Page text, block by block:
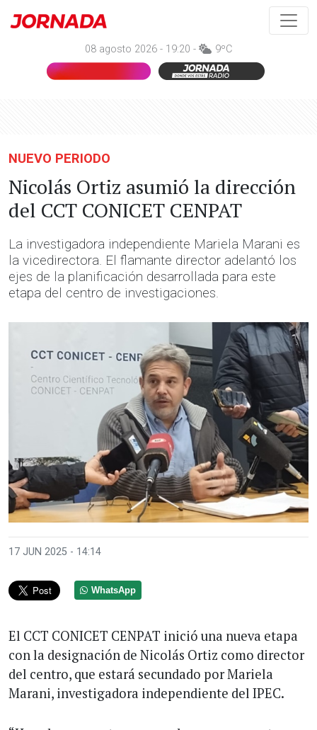
08 agosto 2026 - 19:20 - 9ºC
NUEVO PERIODO
Nicolás Ortiz asumió la dirección
del CCT CONICET CENPAT
La investigadora independiente Mariela Marani es
la vicedirectora. El flamante director adelantó los
ejes de la planificación desarrollada para este
etapa del centro de investigaciones.
17 JUN 2025 - 14:14
WhatsApp
El CCT CONICET CENPAT inició una nueva etapa
con la designación de Nicolás Ortiz como director
del centro, que estará secundado por Mariela
Marani, investigadora independiente del IPEC.